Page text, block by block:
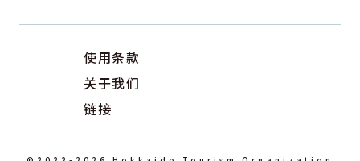
使用条款
关于我们
链接